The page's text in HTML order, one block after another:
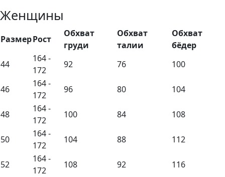
Женщины
РазмерРост
Обхват
груди
Обхват
талии
Обхват
бёдер
44
164 -
172
92 76 100
46
164 -
172
96 80 104
48
164 -
172
100 84 108
50
164 -
172
104 88 112
52
164 -
172
108 92 116